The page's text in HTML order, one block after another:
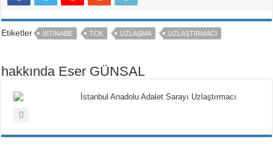
Etiketler ISTINABE TCK UZLAŞMA UZLAŞTIRMACI
hakkında Eser GÜNSAL
İstanbul Anadolu Adalet Sarayı Uzlaştırmacı